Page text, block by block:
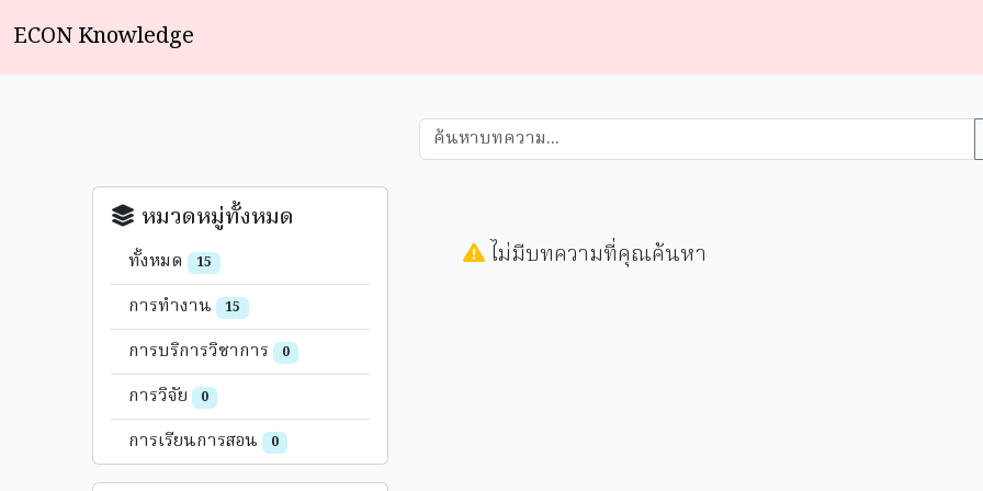
ECON Knowledge
หมวดหมู่ทั้งหมด
ทั้งหมด 15
การทำงาน 15
การบริการวิชาการ 0
การวิจัย 0
การเรียนการสอน 0
ไม่มีบทความที่คุณค้นหา